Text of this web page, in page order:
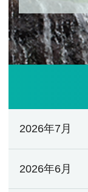
2026年7月
2026年6月